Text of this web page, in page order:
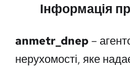
Інформація
anmetr_dnep –
нерухомості, яке